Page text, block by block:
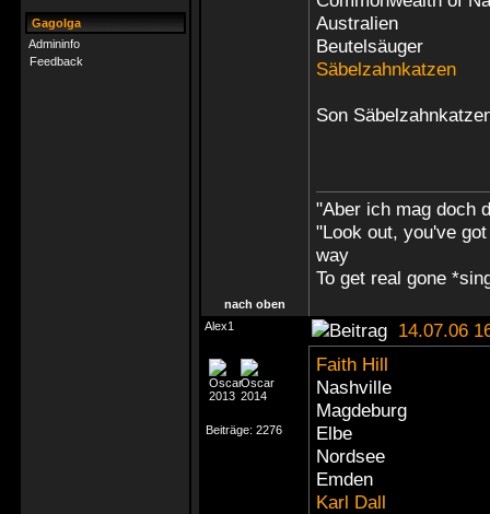
Gagolga
Admininfo
Feedback
Australien
Beutelsäuger
Säbelzahnkatzen
Son
"Aber ich mag doch
"Look out, you've
way
To get real gone
nach oben
Alex1
14.07.06
Beiträge: 2276
Faith Hill
Nashville
Magdeburg
Elbe
Nordsee
Emden
Karl Dall